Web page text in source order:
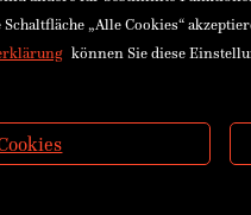
„Alle Cookies“
können Sie diese